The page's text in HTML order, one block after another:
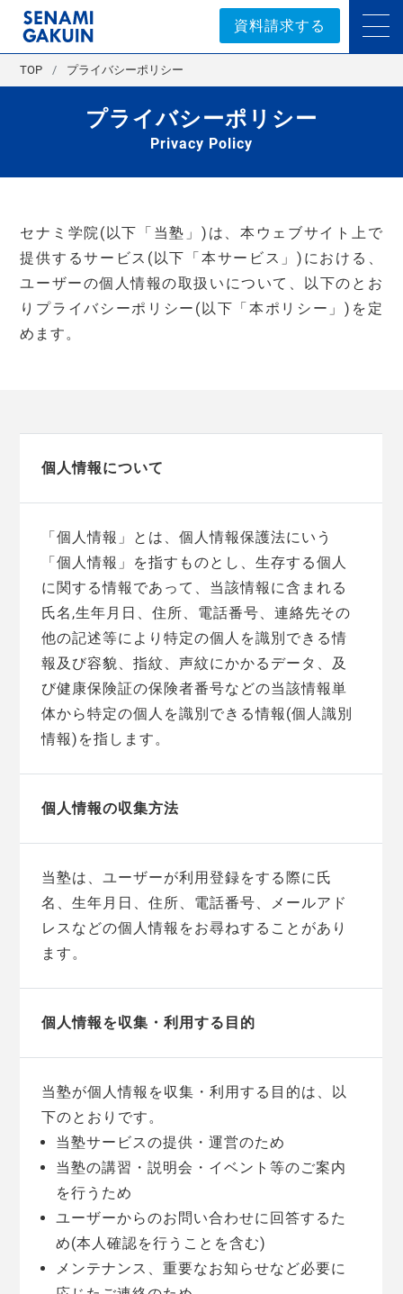
セナミ学院｜学習塾
資料請求する
TOP プライバシーポリシー
プライバシーポリシー
Privacy Policy
セナミ学院(以下「当塾」)は、本ウェブサイト上で
提供するサービス(以下「本サービス」)における、
ユーザーの個人情報の取扱いについて、以下のとお
りプライバシーポリシー(以下「本ポリシー」)を定
めます。
個人情報について
「個人情報」とは、個人情報保護法にいう
「個人情報」を指すものとし、生存する個人
に関する情報であって、当該情報に含まれる
氏名,生年月日、住所、電話番号、連絡先その
他の記述等により特定の個人を識別できる情
報及び容貌、指紋、声紋にかかるデータ、及
び健康保険証の保険者番号などの当該情報単
体から特定の個人を識別できる情報(個人識別
情報)を指します。
個人情報の収集方法
当塾は、ユーザーが利用登録をする際に氏
名、生年月日、住所、電話番号、メールアド
レスなどの個人情報をお尋ねすることがあり
ます。
個人情報を収集・利用する目的
当塾が個人情報を収集・利用する目的は、以
下のとおりです。
当塾サービスの提供・運営のため
当塾の講習・説明会・イベント等のご案内
を行うため
ユーザーからのお問い合わせに回答するた
め(本人確認を行うことを含む)
メンテナンス、重要なお知らせなど必要に